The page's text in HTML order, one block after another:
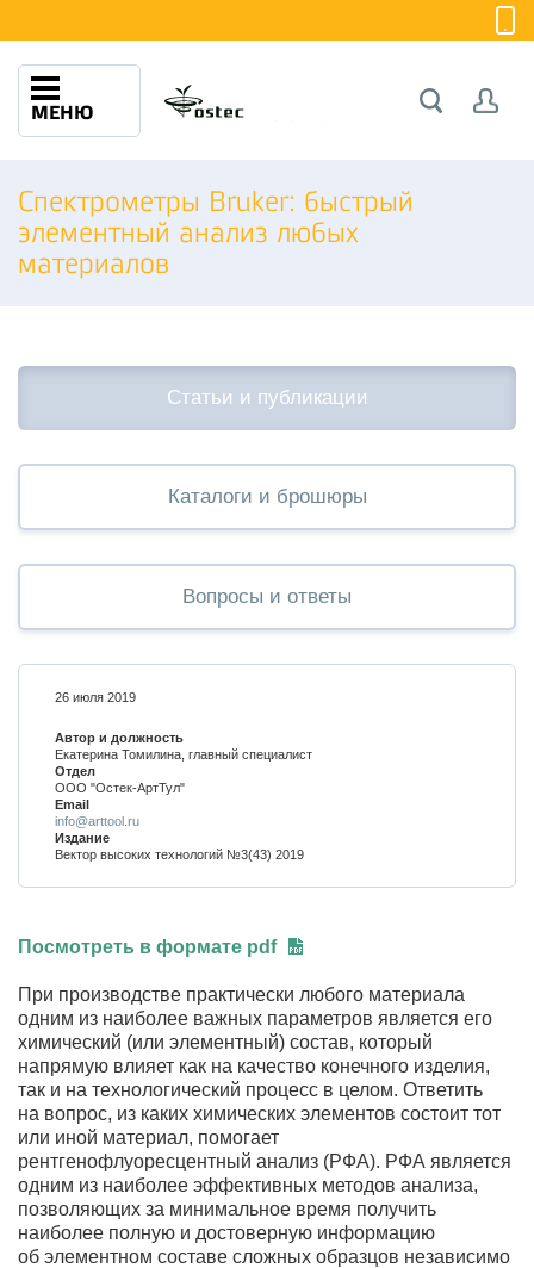
МЕНЮ
Спектрометры Bruker: быстрый
элементный анализ любых
материалов
Статьи и публикации
Каталоги и брошюры
Вопросы и ответы
26 июля 2019
Автор и должность
Екатерина Томилина, главный специалист
Отдел
ООО "Остек-АртТул"
Email
info@arttool.ru
Издание
Вектор высоких технологий №3(43) 2019
Посмотреть в формате pdf
При производстве практически любого материала
одним из наиболее важных параметров является его
химический (или элементный) состав, который
напрямую влияет как на качество конечного изделия,
так и на технологический процесс в целом. Ответить
на вопрос, из каких химических элементов состоит тот
или иной материал, помогает
рентгенофлуоресцентный анализ (РФА). РФА является
одним из наиболее эффективных методов анализа,
позволяющих за минимальное время получить
наиболее полную и достоверную информацию
об элементном составе сложных образцов независимо